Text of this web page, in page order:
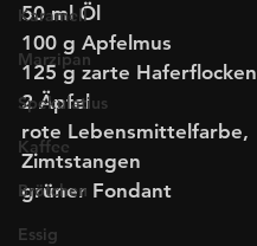
Karamell
Marzipan
Spekulatius
Kaffee
Brötchen
Essig
50 ml Öl
100 g Apfelmus
125 g zarte Haferflocken
2 Äpfel
rote Lebensmittelfarbe,
Zimtstangen
grüner Fondant